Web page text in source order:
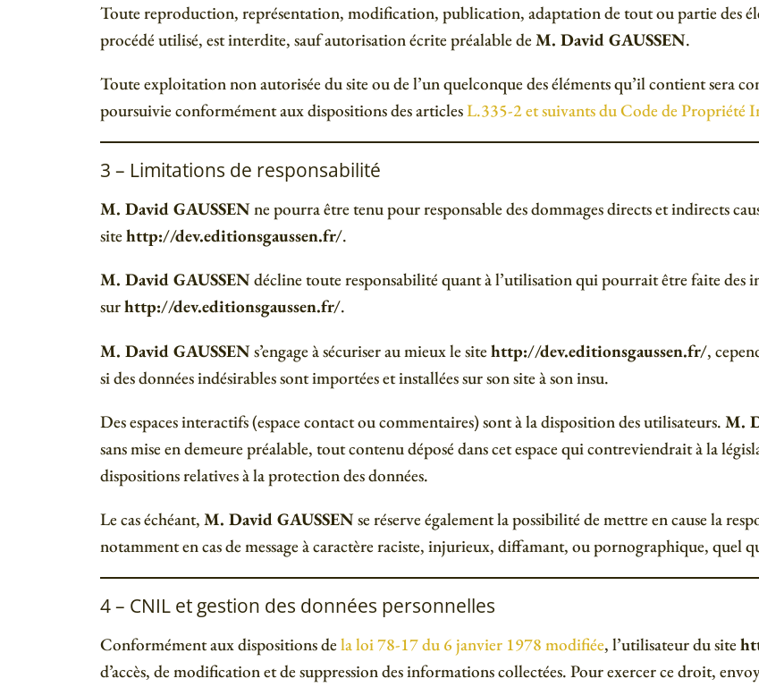
Toute reproduction, représentation, modification, publication, adaptation de tout ou partie des
procédé utilisé, est interdite, sauf autorisation écrite préalable de M. David GAUSSEN.
Toute exploitation non autorisée du site ou de l’un quelconque des éléments qu’il contient sera
poursuivie conformément aux dispositions des articlesL.335-2 et suivants du Code de Propriété
3 – Limitations de responsabilité
M. David GAUSSENne pourra être tenu pour responsable des dommages directs et indirects
site http://dev.editionsgaussen.fr/.
M. David GAUSSENdécline toute responsabilité quant à l’utilisation qui pourrait être faite des
surhttp://dev.editionsgaussen.fr/.
M. David GAUSSENs’engage à sécuriser au mieux le site http://dev.editionsgaussen.fr/,
si des données indésirables sont importées et installées sur son site à son insu.
Des espaces interactifs (espace contact ou commentaires) sont à la disposition des utilisateurs. M.
sans mise en demeure préalable, tout contenu déposé dans cet espace qui contreviendrait à la
dispositions relatives à la protection des données.
Le cas échéant, M. David GAUSSENse réserve également la possibilité de mettre en cause la
notamment en cas de message à caractère raciste, injurieux, diffamant, ou pornographique,
4 – CNIL et gestion des données personnelles
Conformément aux dispositions de la loi 78-17 du 6 janvier 1978 modifiée, l’utilisateur du site
d’accès, de modification et de suppression des informations collectées. Pour exercer ce droit,